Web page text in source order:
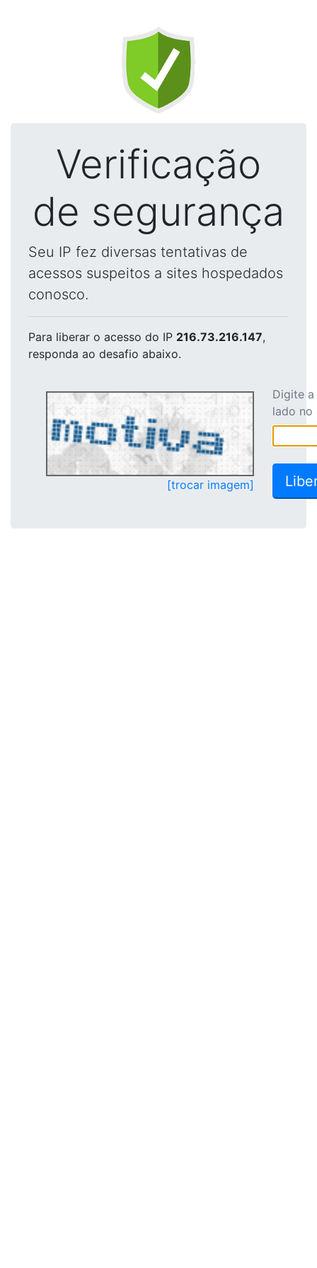
Verificação
de segurança
Seu IP fez diversas tentativas de
acessos suspeitos a sites hospedados
conosco.
Para liberar o acesso do IP 216.73.216.147,
responda ao desafio abaixo.
[trocar imagem]
Digite
lado no